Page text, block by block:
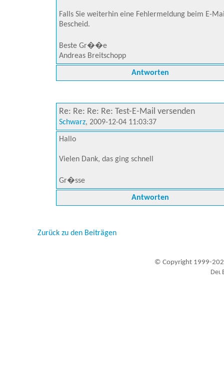
Falls Sie weiterhin eine Fehlermeldung beim E-
Bescheid.
Beste Gr��e
Andreas Breitschopp
Antworten
Re: Re: Re: Re: Test-E-Mail versenden
Schwarz, 2009-12-04 11:03:37
Hallo
Vielen Dank, das ging schnell
Gr�sse
Antworten
Zurück zu den Beiträgen
© Copyright 1999-